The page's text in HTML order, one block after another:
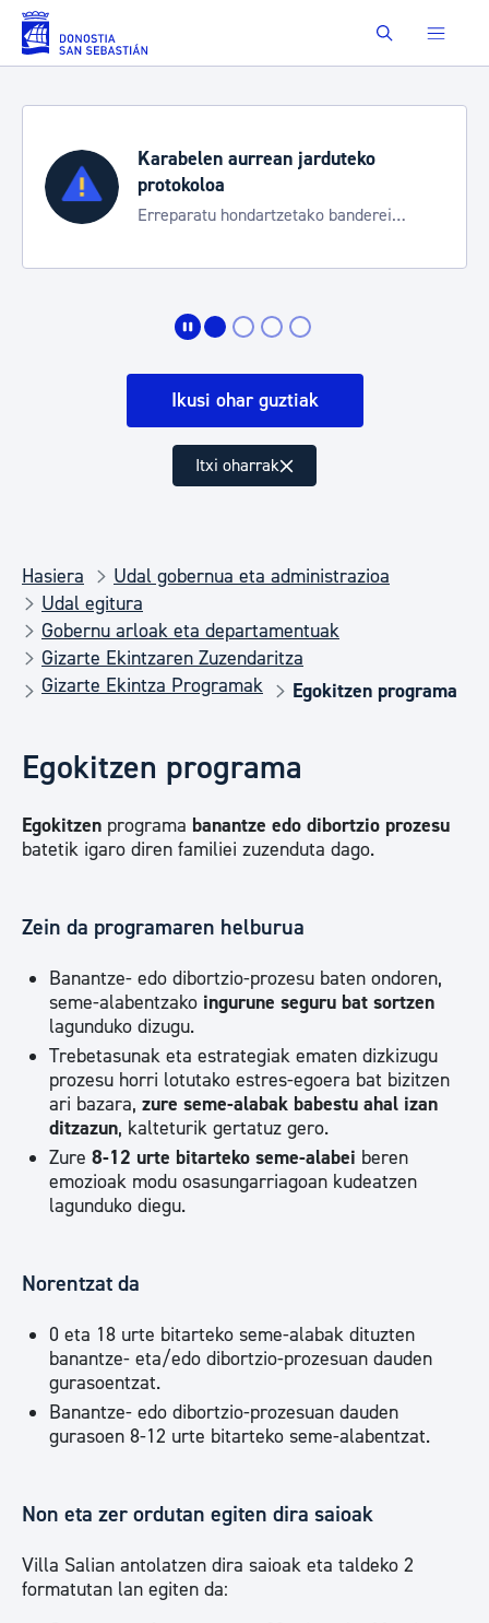
Eduki nagusira joan Buscar
Karabelen aurrean jarduteko
protokoloa
Erreparatu hondartzetako banderei
Ikusi ohar guztiak
Itxi oharrak
Hasiera
Udal gobernua eta administrazioa
Udal egitura
Gobernu arloak eta departamentuak
Gizarte Ekintzaren Zuzendaritza
Gizarte Ekintza Programak
Egokitzen programa
Egokitzen programa
Egokitzen programa banantze edo dibortzio prozesu
batetik igaro diren familiei zuzenduta dago.
Zein da programaren helburua
Banantze- edo dibortzio-prozesu baten ondoren,
seme-alabentzako ingurune seguru bat sortzen
lagunduko dizugu.
Trebetasunak eta estrategiak ematen dizkizugu
prozesu horri lotutako estres-egoera bat bizitzen
ari bazara, zure seme-alabak babestu ahal izan
ditzazun, kalteturik gertatuz gero.
Zure 8-12 urte bitarteko seme-alabei beren
emozioak modu osasungarriagoan kudeatzen
lagunduko diegu.
Norentzat da
0 eta 18 urte bitarteko seme-alabak dituzten
banantze- eta/edo dibortzio-prozesuan dauden
gurasoentzat.
Banantze- edo dibortzio-prozesuan dauden
gurasoen 8-12 urte bitarteko seme-alabentzat.
Non eta zer ordutan egiten dira saioak
Villa Salian antolatzen dira saioak eta taldeko 2
formatutan lan egiten da: